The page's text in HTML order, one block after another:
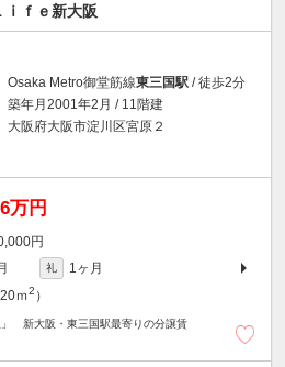
ｉｆｅ新大阪
Osaka Metro御堂筋線東三国駅 / 徒歩2分
築年月2001年2月 / 11階建
大阪府大阪市淀川区宮原２
万円
円
礼
1ヶ月
ｍ2 ）
」 新大阪・東三国駅最寄りの分譲賃